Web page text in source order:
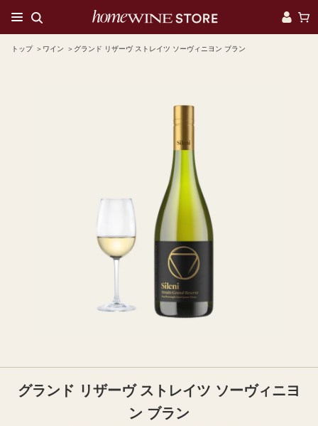
トップ ワイン グランド リザーヴ ストレイツ ソーヴィニヨン ブラン
グランド リザーヴ ストレイツ ソーヴィニヨ
ン ブラン